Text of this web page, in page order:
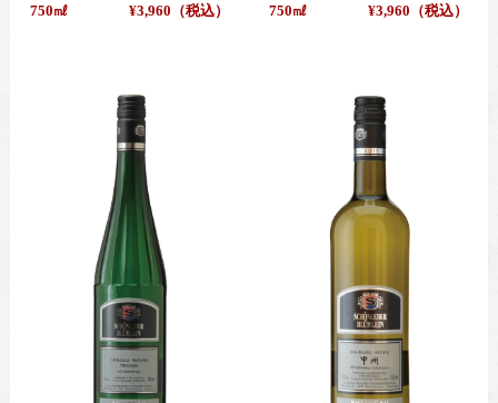
750㎖ ¥3,960（税込） 750㎖ ¥3,960（税込）